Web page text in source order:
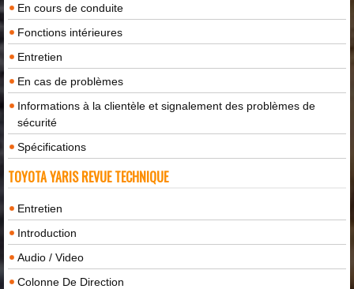
En cours de conduite
Fonctions intérieures
Entretien
En cas de problèmes
Informations à la clientèle et signalement des problèmes de
sécurité
Spécifications
TOYOTA YARIS REVUE TECHNIQUE
Entretien
Introduction
Audio / Video
Colonne De Direction